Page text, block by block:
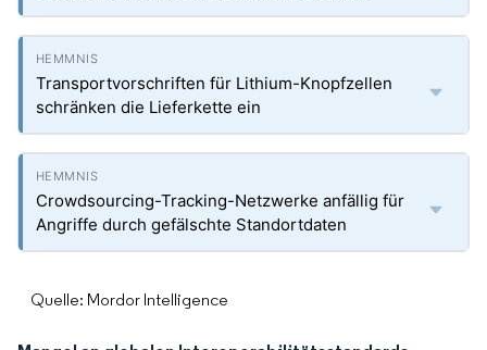
Transportvorschriften für Lithium-Knopfzellen
schränken die Lieferkette ein
Crowdsourcing-Tracking-Netzwerke anfällig für
Angriffe durch gefälschte Standortdaten
Quelle: Mordor Intelligence